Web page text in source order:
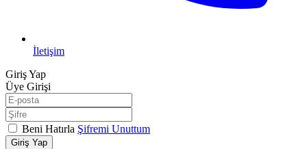
İletişim
Giriş Yap
Üye Girişi
Beni Hatırla Şifremi Unuttum
Giriş Yap